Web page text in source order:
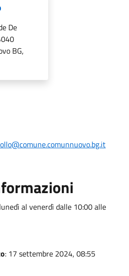
De
BG,
al venerdì dalle 10:00 alle
: 17 settembre 2024, 08:55